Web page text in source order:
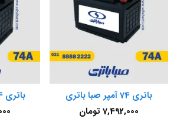
باتری 74 آمپر صبا باتری
7,492,000 تومان
باتری 74 آمپر صبا واریان